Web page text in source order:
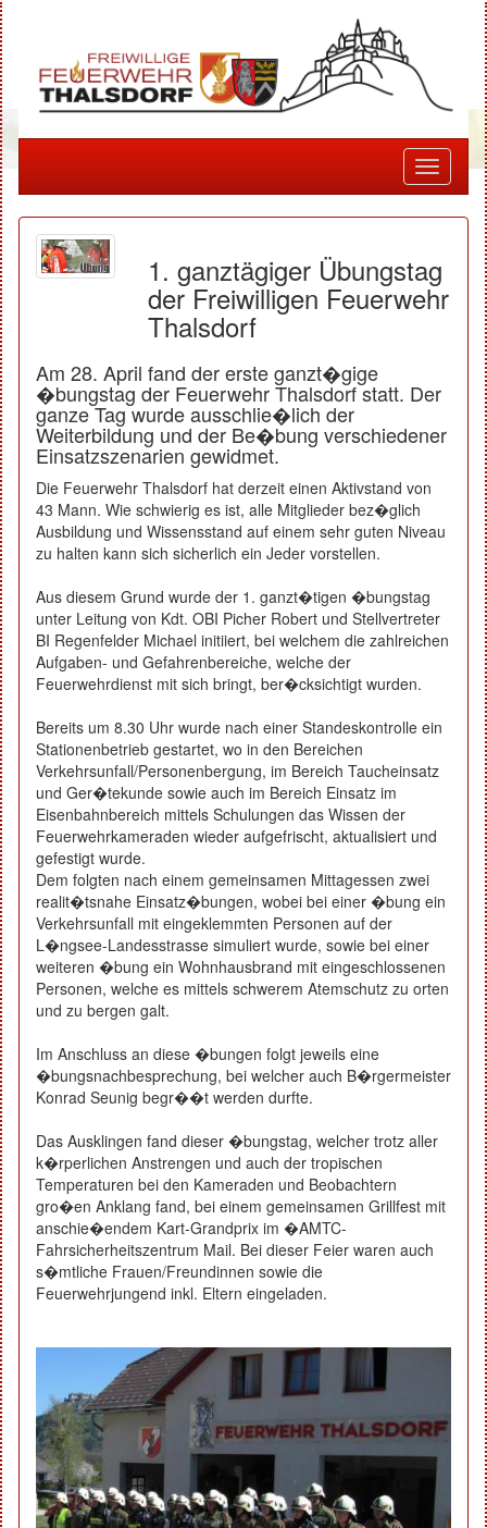
Toggle
1. ganztägiger Übungstag
der Freiwilligen Feuerwehr
Thalsdorf
Am 28. April fand der erste ganzt�gige
�bungstag der Feuerwehr Thalsdorf statt. Der
ganze Tag wurde ausschlie�lich der
Weiterbildung und der Be�bung verschiedener
Einsatzszenarien gewidmet.
Die Feuerwehr Thalsdorf hat derzeit einen Aktivstand von
43 Mann. Wie schwierig es ist, alle Mitglieder bez�glich
Ausbildung und Wissensstand auf einem sehr guten Niveau
zu halten kann sich sicherlich ein Jeder vorstellen.
Aus diesem Grund wurde der 1. ganzt�tigen �bungstag
unter Leitung von Kdt. OBI Picher Robert und Stellvertreter
BI Regenfelder Michael initiiert, bei welchem die zahlreichen
Aufgaben- und Gefahrenbereiche, welche der
Feuerwehrdienst mit sich bringt, ber�cksichtigt wurden.
Bereits um 8.30 Uhr wurde nach einer Standeskontrolle ein
Stationenbetrieb gestartet, wo in den Bereichen
Verkehrsunfall/Personenbergung, im Bereich Taucheinsatz
und Ger�tekunde sowie auch im Bereich Einsatz im
Eisenbahnbereich mittels Schulungen das Wissen der
Feuerwehrkameraden wieder aufgefrischt, aktualisiert und
gefestigt wurde.
Dem folgten nach einem gemeinsamen Mittagessen zwei
realit�tsnahe Einsatz�bungen, wobei bei einer �bung ein
Verkehrsunfall mit eingeklemmten Personen auf der
L�ngsee-Landesstrasse simuliert wurde, sowie bei einer
weiteren �bung ein Wohnhausbrand mit eingeschlossenen
Personen, welche es mittels schwerem Atemschutz zu orten
und zu bergen galt.
Im Anschluss an diese �bungen folgt jeweils eine
�bungsnachbesprechung, bei welcher auch B�rgermeister
Konrad Seunig begr��t werden durfte.
Das Ausklingen fand dieser �bungstag, welcher trotz aller
k�rperlichen Anstrengen und auch der tropischen
Temperaturen bei den Kameraden und Beobachtern
gro�en Anklang fand, bei einem gemeinsamen Grillfest mit
anschie�endem Kart-Grandprix im �AMTC-
Fahrsicherheitszentrum Mail. Bei dieser Feier waren auch
s�mtliche Frauen/Freundinnen sowie die
Feuerwehrjungend inkl. Eltern eingeladen.